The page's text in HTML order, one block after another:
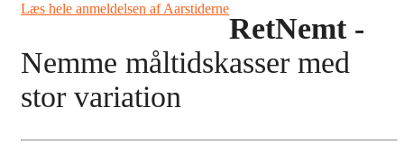
Læs hele anmeldelsen af Aarstiderne
RetNemt -
Nemme måltidskasser med
stor variation